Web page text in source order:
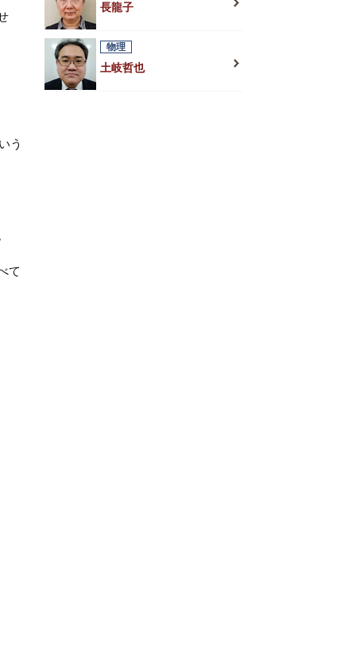
う
て
長龍子
物理
土岐哲也